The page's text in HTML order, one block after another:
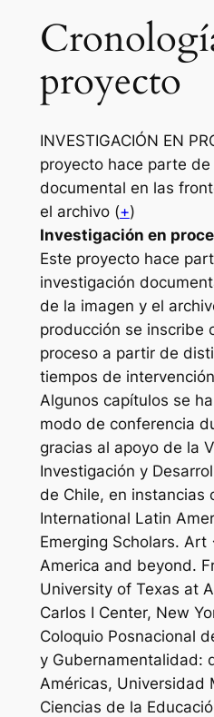
proyecto
INVESTIGACIÓN EN
proyecto hace parte
documental en las
el archivo (+)
Investigación en
Este proyecto hace
investigación
de la imagen y el
producción se inscribe
proceso a partir de
tiempos de
Algunos capítulos se
modo de conferencia
gracias al apoyo de la
Investigación y
de Chile, en instancias
International Latin
Emerging Scholars.
America and beyond.
University of Texas at
Carlos I Center, New
Coloquio Posnacional
y Gubernamentalidad:
Américas, Universidad
Ciencias de la